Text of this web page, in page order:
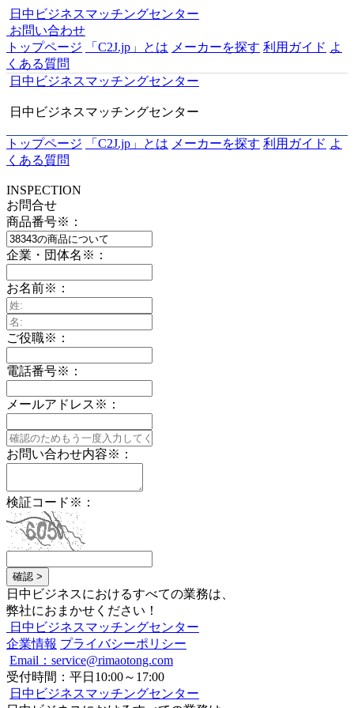
日中ビジネスマッチングセンター
お問い合わせ
トップページ
「C2J.jp」とは メーカーを探す 利用ガイド よ
くある質問
日中ビジネスマッチングセンター
日中ビジネスマッチングセンター
トップページ 「C2J.jp」とは メーカーを探す 利用ガイド よ
くある質問
INSPECTION
お問合せ
商品番号※ ：
企業・団体名 ※ ：
お名前※ ：
ご役職※ ：
電話番号※ ：
メールアドレス ※ ：
お問い合わせ内容※ ：
検証コード ※ ：
確認 >
日中ビジネスにおけるすべての業務は、
弊社におまかせください！
日中ビジネスマッチングセンター
企業情報 プライバシーポリシー
Email：service@rimaotong.com
受付時間：平日10:00～17:00
日中ビジネスマッチングセンター